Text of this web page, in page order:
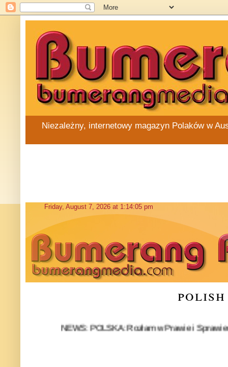
Niezależny, internetowy magazyn Polaków w
NEWS: POLSKA: Rozłam w Prawie i